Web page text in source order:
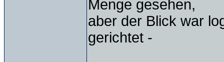
Menge gesehen,
aber der Blick war
gerichtet -